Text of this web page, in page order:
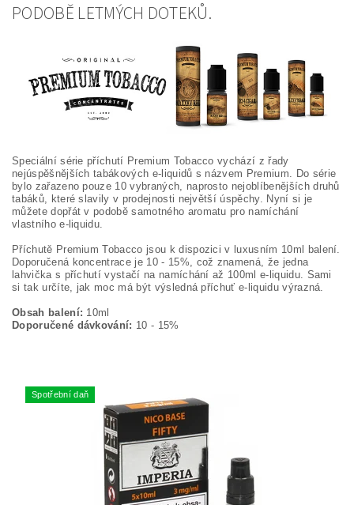
PODOBĚ LETMÝCH DOTEKŮ.
Speciální série příchutí Premium Tobacco vychází z řady
nejúspěšnějších tabákových e-liquidů s názvem Premium. Do série
bylo zařazeno pouze 10 vybraných, naprosto nejoblíbenějších druhů
tabáků, které slavily v prodejnosti největší úspěchy. Nyní si je
můžete dopřát v podobě samotného aromatu pro namíchání
vlastního e-liquidu.
Příchutě Premium Tobacco jsou k dispozici v luxusním 10ml balení.
Doporučená koncentrace je 10 - 15%, což znamená, že jedna
lahvička s příchutí vystačí na namíchání až 100ml e-liquidu. Sami
si tak určíte, jak moc má být výsledná příchuť e-liquidu výrazná.
Obsah balení: 10ml
Doporučené dávkování: 10 - 15%
Spotřební daň